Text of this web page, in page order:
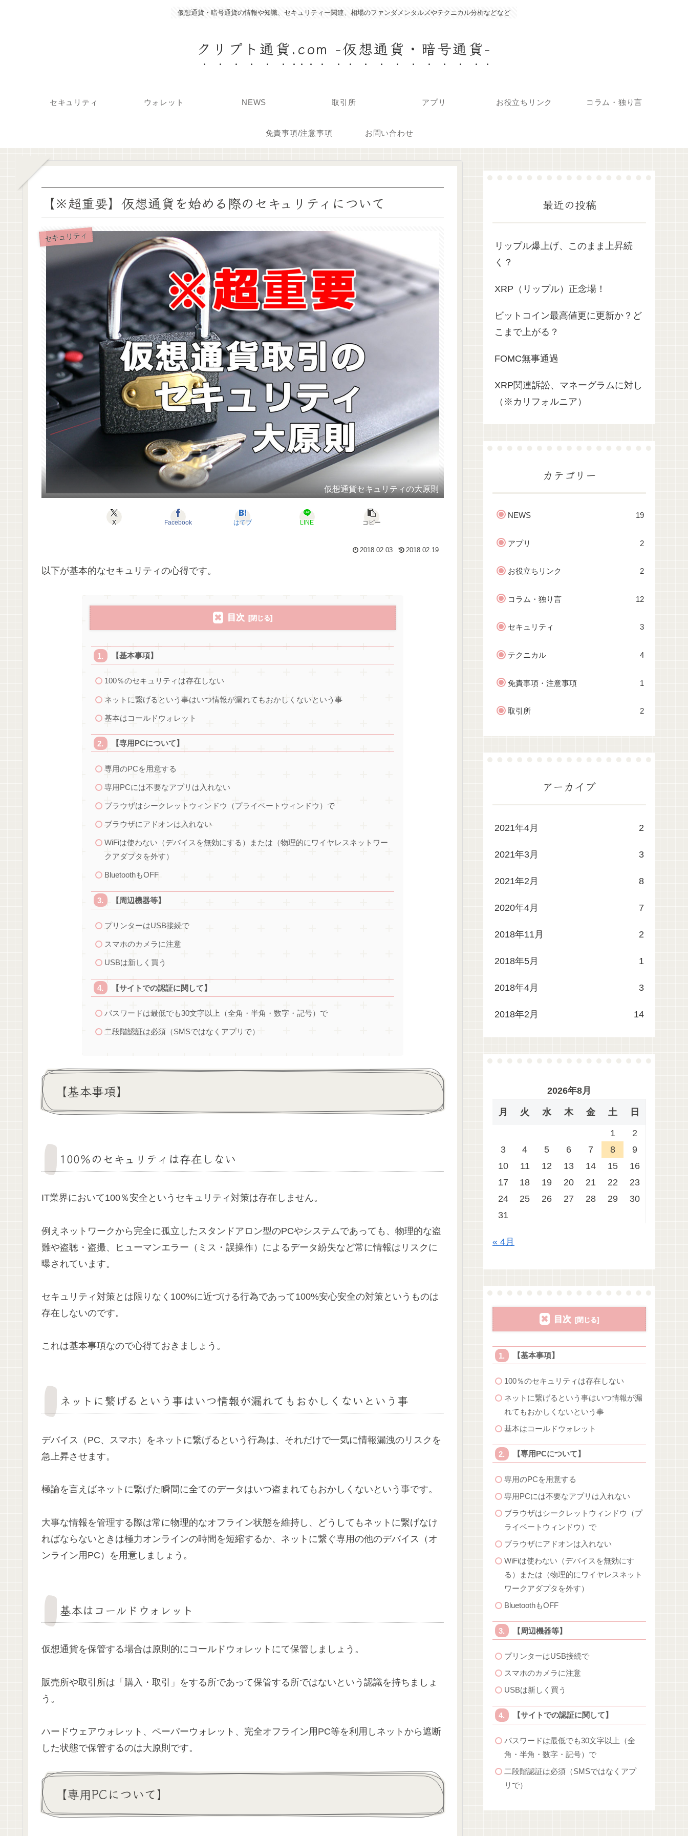
仮想通貨・暗号通貨の情報や知識、セキュリティー関連、相場のファンダメンタルズやテクニカル分析などなど
クリプト通貨.com -仮想通貨・暗号通貨-
セキュリティ ウォレット NEWS 取引所 アプリ お役立ちリンク コラム・独り言
免責事項/注意事項 お問い合わせ
【※超重要】仮想通貨を始める際のセキュリティについて
セキュリティ
仮想通貨セキュリティの大原則
X Facebook はてブ LINE コピー
2018.02.03 2018.02.19
以下が基本的なセキュリティの心得です。
目次
【基本事項】
100％のセキュリティは存在しない
ネットに繋げるという事はいつ情報が漏れてもおかしくないという事
基本はコールドウォレット
【専用PCについて】
専用のPCを用意する
専用PCには不要なアプリは入れない
ブラウザはシークレットウィンドウ（プライベートウィンドウ）で
ブラウザにアドオンは入れない
WiFiは使わない（デバイスを無効にする）または（物理的にワイヤレスネットワー
クアダプタを外す）
BluetoothもOFF
【周辺機器等】
プリンターはUSB接続で
スマホのカメラに注意
USBは新しく買う
【サイトでの認証に関して】
パスワードは最低でも30文字以上（全角・半角・数字・記号）で
二段階認証は必須（SMSではなくアプリで）
【基本事項】
100％のセキュリティは存在しない
IT業界において100％安全というセキュリティ対策は存在しません。
例えネットワークから完全に孤立したスタンドアロン型のPCやシステムであっても、物理的な盗
難や盗聴・盗撮、ヒューマンエラー（ミス・誤操作）によるデータ紛失など常に情報はリスクに
曝されています。
セキュリティ対策とは限りなく100%に近づける行為であって100%安心安全の対策というものは
存在しないのです。
これは基本事項なので心得ておきましょう。
ネットに繋げるという事はいつ情報が漏れてもおかしくないという事
デバイス（PC、スマホ）をネットに繋げるという行為は、それだけで一気に情報漏洩のリスクを
急上昇させます。
極論を言えばネットに繋げた瞬間に全てのデータはいつ盗まれてもおかしくないという事です。
大事な情報を管理する際は常に物理的なオフライン状態を維持し、どうしてもネットに繋げなけ
ればならないときは極力オンラインの時間を短縮するか、ネットに繋ぐ専用の他のデバイス（オ
ンライン用PC）を用意しましょう。
基本はコールドウォレット
仮想通貨を保管する場合は原則的にコールドウォレットにて保管しましょう。
販売所や取引所は「購入・取引」をする所であって保管する所ではないという認識を持ちましょ
う。
ハードウェアウォレット、ペーパーウォレット、完全オフライン用PC等を利用しネットから遮断
した状態で保管するのは大原則です。
【専用PCについて】
最近の投稿
リップル爆上げ、このまま上昇続
く？
XRP（リップル）正念場！
ビットコイン最高値更に更新か？ど
こまで上がる？
FOMC無事通過
XRP関連訴訟、マネーグラムに対し
（※カリフォルニア）
カテゴリー
NEWS 19
アプリ 2
お役立ちリンク 2
コラム・独り言 12
セキュリティ 3
テクニカル 4
免責事項・注意事項 1
取引所 2
アーカイブ
2021年4月 2
2021年3月 3
2021年2月 8
2020年4月 7
2018年11月 2
2018年5月 1
2018年4月 3
2018年2月 14
2026年8月
月 火 水 木 金 土 日
1
2
3
4 5 6 7 8
9
10
11 12 13 14 15
16
17
18 19 20 21 22
23
24
25 26 27 28 29
30
31
« 4月
目次
【基本事項】
100％のセキュリティは存在しない
ネットに繋げるという事はいつ情報が漏
れてもおかしくないという事
基本はコールドウォレット
【専用PCについて】
専用のPCを用意する
専用PCには不要なアプリは入れない
ブラウザはシークレットウィンドウ（プ
ライベートウィンドウ）で
ブラウザにアドオンは入れない
WiFiは使わない（デバイスを無効にす
る）または（物理的にワイヤレスネット
ワークアダプタを外す）
BluetoothもOFF
【周辺機器等】
プリンターはUSB接続で
スマホのカメラに注意
USBは新しく買う
【サイトでの認証に関して】
パスワードは最低でも30文字以上（全
角・半角・数字・記号）で
二段階認証は必須（SMSではなくアプ
リで）